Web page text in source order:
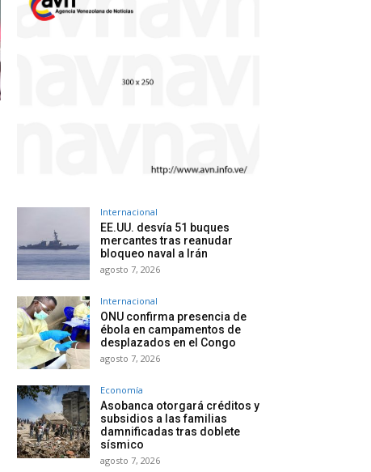
Internacional
EE.UU. desvía 51 buques
mercantes tras reanudar
bloqueo naval a Irán
agosto 7, 2026
Internacional
ONU confirma presencia de
ébola en campamentos de
desplazados en el Congo
agosto 7, 2026
Economía
Asobanca otorgará créditos y
subsidios a las familias
damnificadas tras doblete
sísmico
agosto 7, 2026